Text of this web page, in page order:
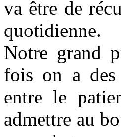
va être de
quotidienne.
Notre grand
fois on a des
entre le
admettre au